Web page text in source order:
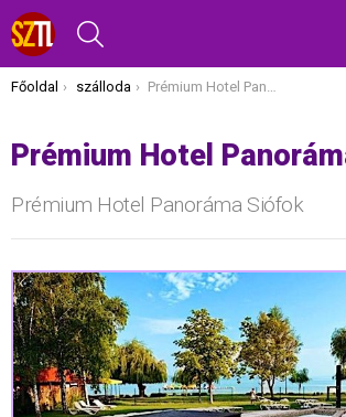
Itt vagy most:
Főoldal szálloda Prémium Hotel Panoráma Siófok
Prémium Hotel
Prémium Hotel Panoráma Siófok